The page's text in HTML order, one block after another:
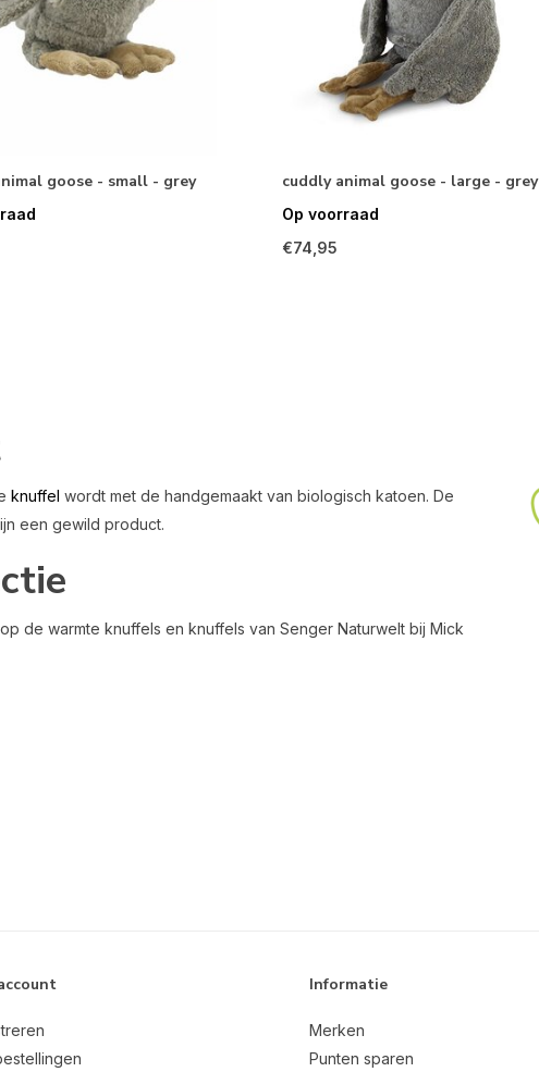
goose - small - grey cuddly animal goose - large - grey
Op voorraad
€74,95
knuffel wordt met de handgemaakt van biologisch katoen. De
een gewild product.
de warmte knuffels en knuffels van Senger Naturwelt bij Mick
Informatie
Merken
Punten sparen